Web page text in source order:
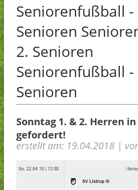
SVL-
Sonstiges
Vorstand
Datenschutz
Facebook-Seite
Cookie-Richtlinie
Seniorenfußball -
Senioren
2. Senioren
Seniorenfußball -
Senioren
Sonntag 1. & 2. Herren
gefordert!
erstellt am: 19.04.2018 |